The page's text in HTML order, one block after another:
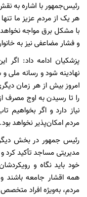
رئیس‌جمهور با اشاره به
هر یک از مردم عزیز ما
با مشکل برق مواجه
و فشار مضاعفی نیز به
پزشکیان ادامه داد:
نهادینه شود و رسانه ملی و
امروز بیش از هر زمان
را تا رسیدن به اوج
نیاز دارد و اگر بخواهیم
مردم امکان‌پذیر نخواهد بود.
رئیس جمهور در بخش
مدیریتی مساجد تأکید
خود باید نگاه و
همه اقشار جامعه باشند
مردم، به‌ویژه افراد متخصص،